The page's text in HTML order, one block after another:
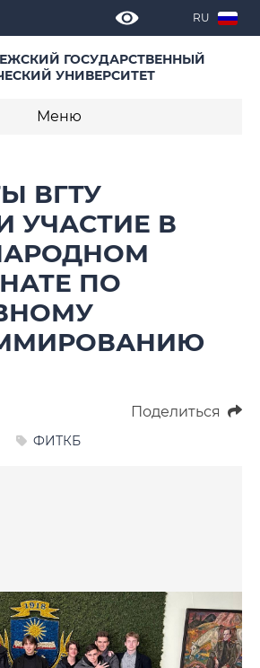
RU
ГОСУДАРСТВЕННЫЙ
УНИВЕРСИТЕТ
Меню
интервью
издания
ВГТУ
УЧАСТИЕ В
ПО
Поделиться
ФИТКБ